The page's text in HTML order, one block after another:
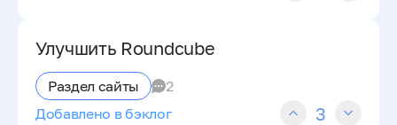
Улучшить Roundcube
Раздел сайты
2
Добавлено в бэклог
3